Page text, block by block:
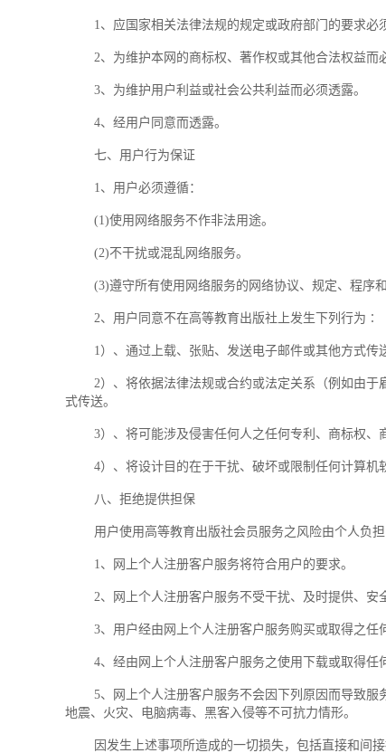
1、应国家相关法律法规的规定或政府部门的要求必须
2、为维护本网的商标权、著作权或其他合法权益而必
3、为维护用户利益或社会公共利益而必须透露。
4、经用户同意而透露。
七、用户行为保证
1、用户必须遵循：
(1)使用网络服务不作非法用途。
(2)不干扰或混乱网络服务。
(3)遵守所有使用网络服务的网络协议、规定、程序和
2、用户同意不在高等教育出版社上发生下列行为∶
1）、通过上载、张贴、发送电子邮件或其他方式传送
2）、将依据法律法规或合约或法定关系（例如由于雇
式传送。
3）、将可能涉及侵害任何人之任何专利、商标权、商
4）、将设计目的在于干扰、破坏或限制任何计算机软
八、拒绝提供担保
用户使用高等教育出版社会员服务之风险由个人负担
1、网上个人注册客户服务将符合用户的要求。
2、网上个人注册客户服务不受干扰、及时提供、安全
3、用户经由网上个人注册客户服务购买或取得之任
4、经由网上个人注册客户服务之使用下载或取得任
5、网上个人注册客户服务不会因下列原因而导致服务
地震、火灾、电脑病毒、黑客入侵等不可抗力情形。
因发生上述事项所造成的一切损失，包括直接和间接